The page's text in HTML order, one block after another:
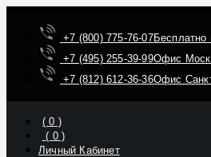
+7 (800) 775-76-07Бесплатно
+7 (495) 255-39-99Офис
+7 (812) 612-36-36Офис
(0 )
( 0)
Личный Кабинет